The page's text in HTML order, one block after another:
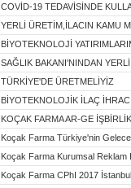
COVİD-19 TEDAVİSİNDE
YERLİ ÜRETİM,İLACIN KAMU
BİYOTEKNOLOJİ
SAĞLIK BAKANI'NINDAN YERLİ
TÜRKİYE'DE ÜRETMELİYİZ
BİYOTEKNOLOJİK İLAÇ
KOÇAK FARMA AR-GE
Koçak Farma Türkiye'nin
Koçak Farma Kurumsal Reklam
Koçak Farma CPhI 2017